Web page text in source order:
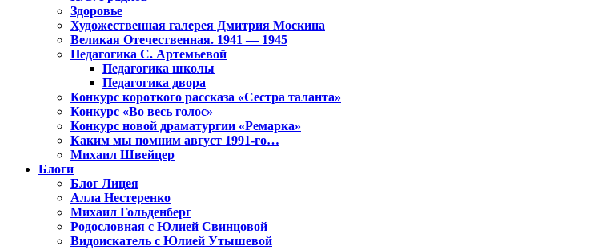
Здоровье
Художественная галерея Дмитрия Москина
Великая Отечественная. 1941 — 1945
Педагогика С. Артемьевой
Педагогика школы
Педагогика двора
Конкурс короткого рассказа «Сестра таланта»
Конкурс «Во весь голос»
Конкурс новой драматургии «Ремарка»
Каким мы помним август 1991-го…
Михаил Швейцер
Блоги
Блог Лицея
Алла Нестеренко
Михаил Гольденберг
Родословная с Юлией Свинцовой
Видоискатель с Юлией Утышевой